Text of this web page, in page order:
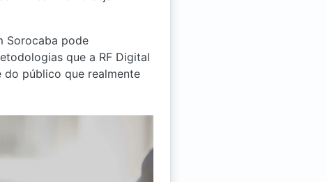
Sorocaba pode
que a RF Digital
do público que realmente